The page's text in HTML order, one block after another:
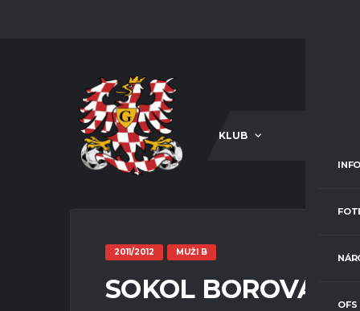
KLUB
OFS
2011/2012 MUŽI B
SOKOL BOROVÁ –